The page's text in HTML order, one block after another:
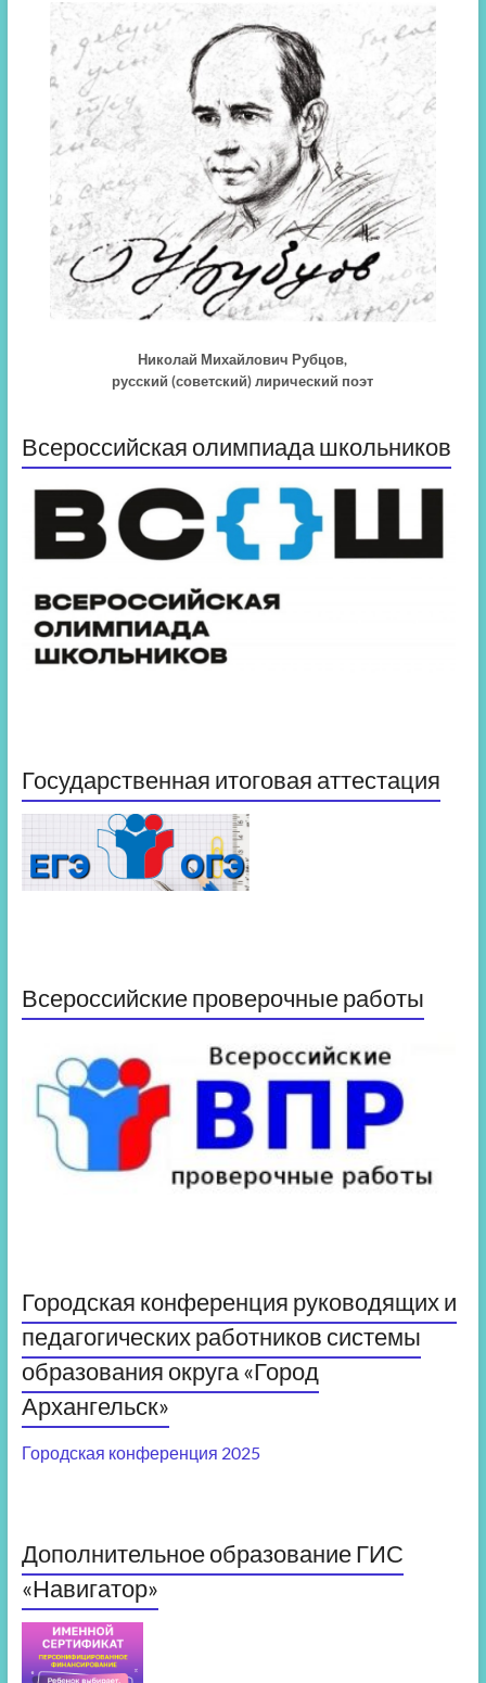
Николай Михайлович Рубцов,
русский (советский) лирический поэт
Всероссийская олимпиада школьников
Государственная итоговая аттестация
Всероссийские проверочные работы
Городская конференция руководящих и
педагогических работников системы
образования округа «Город
Архангельск»
Городская конференция 2025
Дополнительное образование ГИС
«Навигатор»